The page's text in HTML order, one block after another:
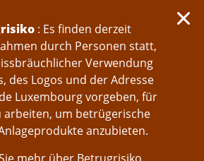
: Es finden derzeit
durch Personen statt,
Verwendung
des Logos und der Adresse
Luxembourg vorgeben, für
arbeiten, um betrügerische
anzubieten.